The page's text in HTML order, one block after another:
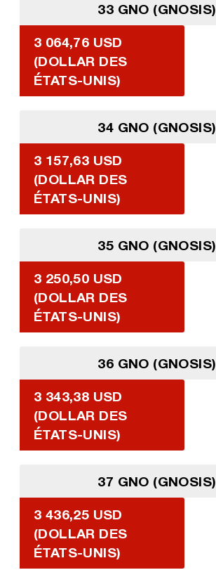
33 GNO (GNOSIS)
3 064,76 USD
(DOLLAR DES
ÉTATS-UNIS)
34 GNO (GNOSIS)
3 157,63 USD
(DOLLAR DES
ÉTATS-UNIS)
35 GNO (GNOSIS)
3 250,50 USD
(DOLLAR DES
ÉTATS-UNIS)
36 GNO (GNOSIS)
3 343,38 USD
(DOLLAR DES
ÉTATS-UNIS)
37 GNO (GNOSIS)
3 436,25 USD
(DOLLAR DES
ÉTATS-UNIS)